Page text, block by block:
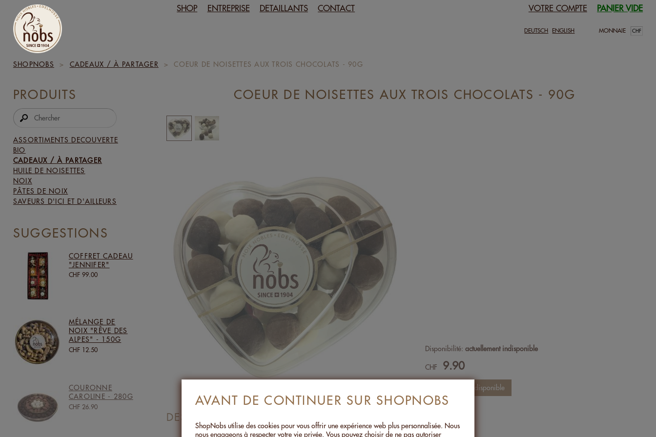
SHOP ENTREPRISE DETAILLANTS CONTACT VOTRE COMPTE PANIER VIDE
DEUTSCH ENGLISH MONNAIE
SHOPNOBS > CADEAUX / À PARTAGER > COEUR DE NOISETTES AUX TROIS CHOCOLATS - 90G
PRODUITS
ASSORTIMENTS DECOUVERTE
BIO
CADEAUX / À PARTAGER
HUILE DE NOISETTES
NOIX
PÂTES DE NOIX
SAVEURS D'ICI ET D'AILLEURS
SUGGESTIONS
COFFRET CADEAU
"JENNIFER"
CHF 99.00
MÉLANGE DE
NOIX "RÊVE DES
ALPES" - 150G
CHF 12.50
COURONNE
CAROLINE - 280G
CHF 26.90
COEUR DE NOISETTES AUX TROIS CHOCOLATS - 90G
Disponibilité:actuellement indisponible
CHF 9.90
DESCRIPTION DE PRODUIT
AVANT DE CONTINUER SUR SHOPNOBS
ShopNobs utilise des cookies pour vous offrir une expérience web plus personnalisée. Nous
nous engageons à respecter votre vie privée. Vous pouvez choisir de ne pas autoriser